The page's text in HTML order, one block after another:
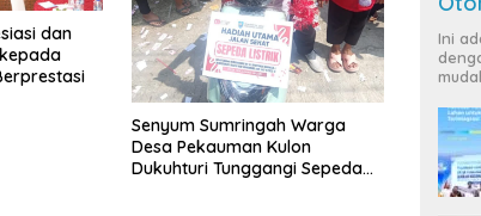
dan
Senyum Sumringah Warga
Desa Pekauman Kulon
Dukuhturi Tunggangi Sepeda
Ini